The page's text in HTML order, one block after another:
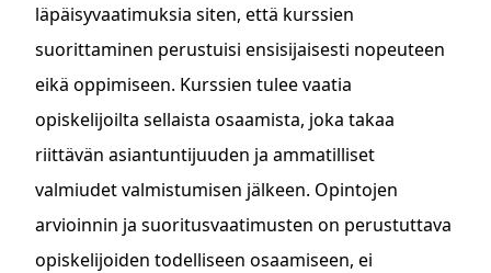
läpäisyvaatimuksia siten, että kurssien
suorittaminen perustuisi ensisijaisesti nopeuteen
eikä oppimiseen. Kurssien tulee vaatia
opiskelijoilta sellaista osaamista, joka takaa
riittävän asiantuntijuuden ja ammatilliset
valmiudet valmistumisen jälkeen. Opintojen
arvioinnin ja suoritusvaatimusten on perustuttava
opiskelijoiden todelliseen osaamiseen, ei